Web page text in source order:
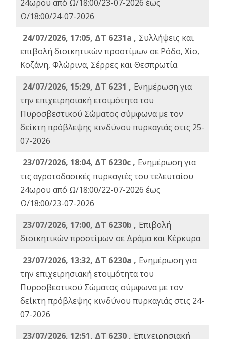
24ωρου από Ω/18:00/23-07-2026 έως
Ω/18:00/24-07-2026
24/07/2026, 17:05, ΔΤ 6231a , Συλλήψεις και
επιβολή διοικητικών προστίμων σε Ρόδο, Χίο,
Κοζάνη, Φλώρινα, Σέρρες και Θεσπρωτία
24/07/2026, 15:29, ΔΤ 6231 , Ενημέρωση για
την επιχειρησιακή ετοιμότητα του
Πυροσβεστικού Σώματος σύμφωνα με τον
δείκτη πρόβλεψης κινδύνου πυρκαγιάς στις 25-
07-2026
23/07/2026, 18:04, ΔΤ 6230c , Ενημέρωση για
τις αγροτοδασικές πυρκαγιές του τελευταίου
24ωρου από Ω/18:00/22-07-2026 έως
Ω/18:00/23-07-2026
23/07/2026, 17:00, ΔΤ 6230b , Επιβολή
διοικητικών προστίμων σε Δράμα και Κέρκυρα
23/07/2026, 13:32, ΔΤ 6230a , Ενημέρωση για
την επιχειρησιακή ετοιμότητα του
Πυροσβεστικού Σώματος σύμφωνα με τον
δείκτη πρόβλεψης κινδύνου πυρκαγιάς στις 24-
07-2026
23/07/2026, 12:51, ΔΤ 6230 , Επιχειρησιακή